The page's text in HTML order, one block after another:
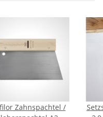
Zahnspachtel /